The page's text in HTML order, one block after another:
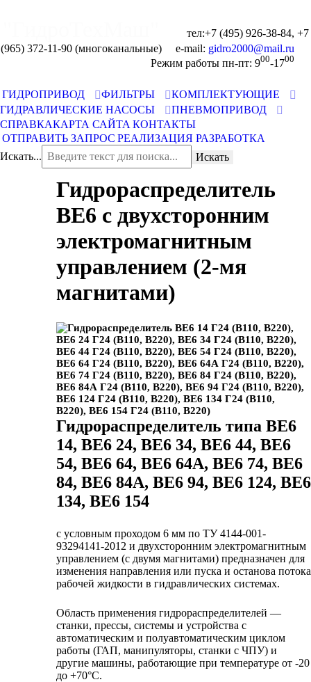
тел:+7 (495) 926-38-84, +7
(965) 372-11-90 (многоканальные) e-mail:
Режим работы пн-пт: 900-1700
ГИДРОПРИВОД ФИЛЬТРЫ
КОМПЛЕКТУЮЩИЕ
ГИДРАВЛИЧЕСКИЕ НАСОСЫ
ПНЕВМОПРИВОД
СПРАВКАКАРТА САЙТА КОНТАКТЫ
ОТПРАВИТЬ ЗАПРОС РЕАЛИЗАЦИЯ РАЗРАБОТКА
Искать...
Искать
Гидрораспределитель
ВЕ6 c двухсторонним
электромагнитным
управлением (2-мя
магнитами)
Гидрораспределитель типа ВЕ6
14, ВЕ6 24, ВЕ6 34, ВЕ6 44, ВЕ6
54, ВЕ6 64, ВЕ6 64А, ВЕ6 74, ВЕ6
84, ВЕ6 84А, ВЕ6 94, ВЕ6 124, ВЕ6
134, ВЕ6 154
с условным проходом 6 мм по ТУ 4144-001-
93294141-2012 и двухсторонним электромагнитным
управлением (с двумя магнитами) предназначен для
изменения направления или пуска и останова потока
рабочей жидкости в гидравлических системах.
Область применения гидрораспределителей —
станки, прессы, системы и устройства с
автоматическим и полуавтоматическим циклом
работы (ГАП, манипуляторы, станки с ЧПУ) и
другие машины, работающие при температуре от -20
до +70°C.